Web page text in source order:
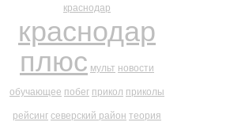
краснодар
краснодар
плюс мульт новости
обучающее побег прикол приколы
рейсинг северский район теория